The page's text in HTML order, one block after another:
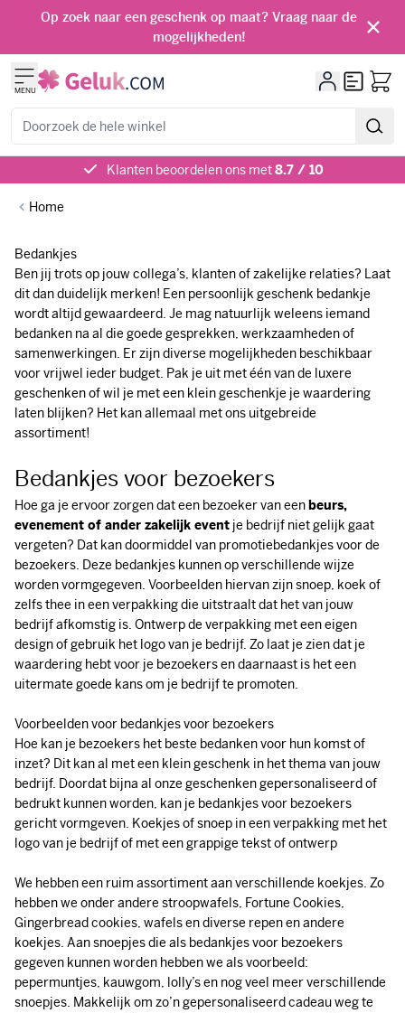
Ga naar de inhoud
Op zoek naar een geschenk op maat? Vraag naar de
mogelijkheden!
MENU
Offerte
Klanten beoordelen ons met8.7 / 10
Home
Bedankjes
Ben jij trots op jouw collega’s, klanten of zakelijke relaties? Laat
dit dan duidelijk merken! Een persoonlijk geschenk bedankje
wordt altijd gewaardeerd. Je mag natuurlijk weleens iemand
bedanken na al die goede gesprekken, werkzaamheden of
samenwerkingen. Er zijn diverse mogelijkheden beschikbaar
voor vrijwel ieder budget. Pak je uit met één van de luxere
geschenken of wil je met een klein geschenkje je waardering
laten blijken? Het kan allemaal met ons uitgebreide
assortiment!
Bedankjes voor bezoekers
Hoe ga je ervoor zorgen dat een bezoeker van een beurs,
evenement of ander zakelijk event je bedrijf niet gelijk gaat
vergeten? Dat kan doormiddel van promotiebedankjes voor de
bezoekers. Deze bedankjes kunnen op verschillende wijze
worden vormgegeven. Voorbeelden hiervan zijn snoep, koek of
zelfs thee in een verpakking die uitstraalt dat het van jouw
bedrijf afkomstig is. Ontwerp de verpakking met een eigen
design of gebruik het logo van je bedrijf. Zo laat je zien dat je
waardering hebt voor je bezoekers en daarnaast is het een
uitermate goede kans om je bedrijf te promoten.
Voorbeelden voor bedankjes voor bezoekers
Hoe kan je bezoekers het beste bedanken voor hun komst of
inzet? Dit kan al met een klein geschenk in het thema van jouw
bedrijf. Doordat bijna al onze geschenken gepersonaliseerd of
bedrukt kunnen worden, kan je bedankjes voor bezoekers
gericht vormgeven. Koekjes of snoep in een verpakking met het
logo van je bedrijf of met een grappige tekst of ontwerp
We hebben een ruim assortiment aan verschillende koekjes. Zo
hebben we onder andere stroopwafels, Fortune Cookies,
Gingerbread cookies, wafels en diverse repen en andere
koekjes. Aan snoepjes die als bedankjes voor bezoekers
gegeven kunnen worden hebben we als voorbeeld:
pepermuntjes, kauwgom, lolly’s en nog veel meer verschillende
snoepjes. Makkelijk om zo’n gepersonaliseerd cadeau weg te